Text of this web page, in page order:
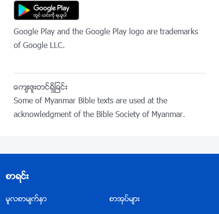
Google Play and the Google Play logo are trademarks
of Google LLC.
ေက်းဇူးတင္ရွိျခင္း
Some of Myanmar Bible texts are used at the
acknowledgment of the Bible Society of Myanmar.
စာရင္း
မူလစာမ်က္ႏွာ စာအုပ္မ်ား